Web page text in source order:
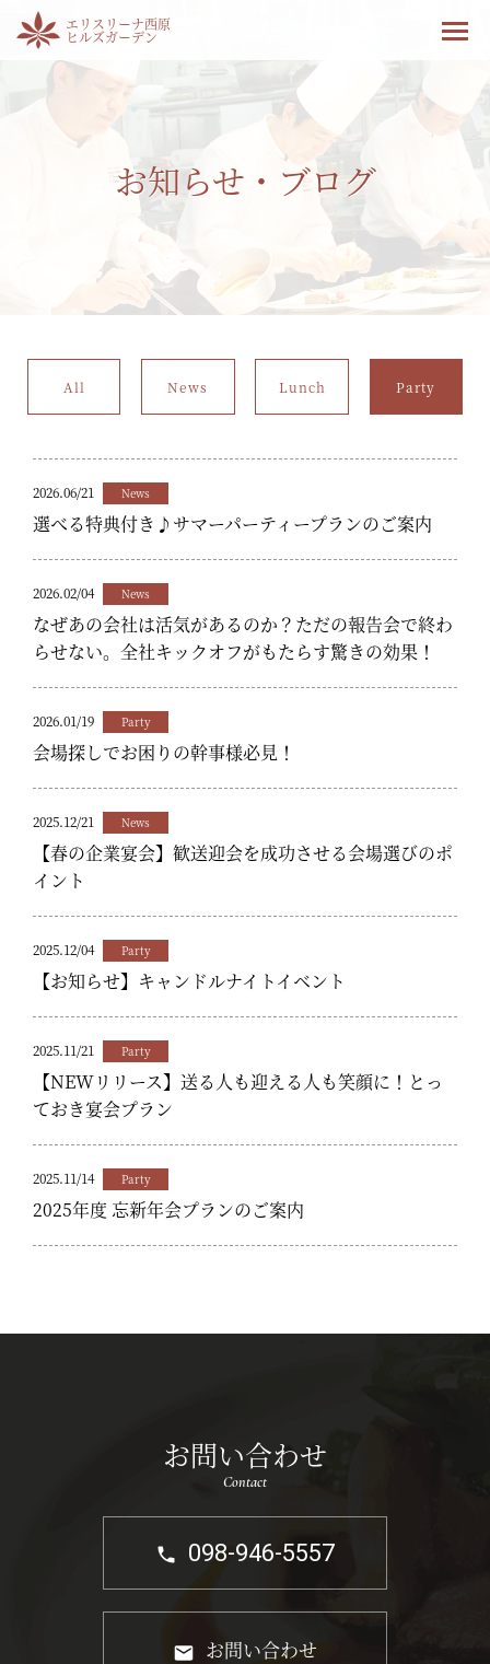
エリスリーナ西原
ヒルズガーデン
お知らせ・ブログ
All News Lunch Party
選べる特典付き♪サマーパーティープランのご案内
2026.06/21 News
なぜあの会社は活気があるのか？ただの報告会で終わ
らせない。全社キックオフがもたらす驚きの効果！
2026.02/04 News
会場探しでお困りの幹事様必見！
2026.01/19 Party
【春の企業宴会】歓送迎会を成功させる会場選びのポ
イント
2025.12/21 News
【お知らせ】キャンドルナイトイベント
2025.12/04 Party
【NEWリリース】送る人も迎える人も笑顔に！とっ
ておき宴会プラン
2025.11/21 Party
2025年度 忘新年会プランのご案内
2025.11/14 Party
お問い合わせ
Contact
098-946-5557
お問い合わせ